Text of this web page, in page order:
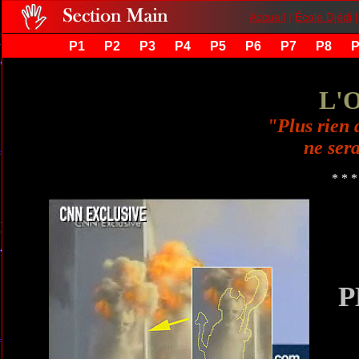
Accueil | École Djédi
P1 P2 P3 P4 P5 P6 P7 P8
"Plus rien
ne
* *